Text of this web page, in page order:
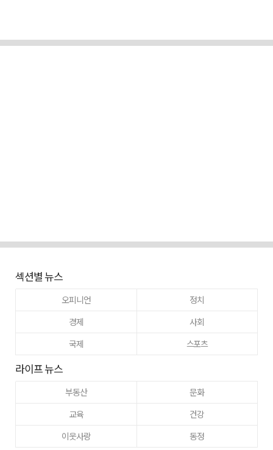
섹션별 뉴스
오피니언
정치
경제
사회
국제
스포츠
라이프 뉴스
부동산
문화
교육
건강
이웃사랑
동정